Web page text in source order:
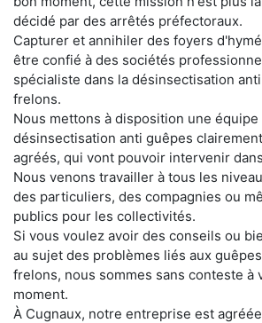
décidé par des arrêtés préfectoraux.
Capturer et annihiler des foyers
être confié à des sociétés
spécialiste dans la désinsectisation
frelons.
Nous mettons à disposition une
désinsectisation anti guêpes
agréés, qui vont pouvoir intervenir
Nous venons travailler à tous les
des particuliers, des compagnies ou
publics pour les collectivités.
Si vous voulez avoir des conseils ou
au sujet des problèmes liés aux
frelons, nous sommes sans conteste à
moment.
À Cugnaux, notre entreprise est